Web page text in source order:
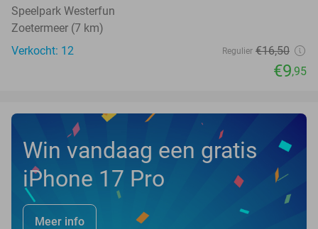
Speelpark Westerfun
Zoetermeer (7 km)
Verkocht: 12
Regulier €16,50
€9,95
Win vandaag een gratis
iPhone 17 Pro
Meer info